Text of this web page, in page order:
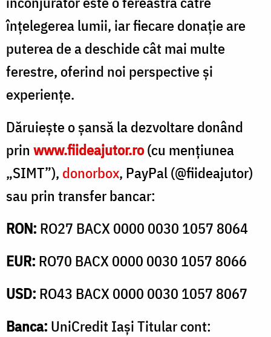
înțelegerea lumii, iar fiecare donație are
puterea de a deschide cât mai multe
ferestre, oferind noi perspective și
experiențe.
Dăruiește o șansă la dezvoltare donând
prin www.fiideajutor.ro(cu mențiunea
„SIMT”), donorbox, PayPal (@fiideajutor)
sau prin transfer bancar:
RON: RO27 BACX 0000 0030 1057 8064
EUR: RO70 BACX 0000 0030 1057 8066
USD: RO43 BACX 0000 0030 1057 8067
Banca: UniCredit Iași Titular cont: